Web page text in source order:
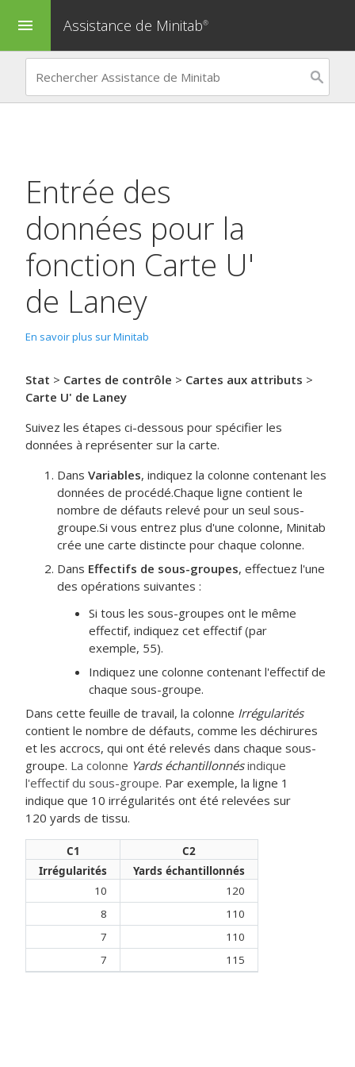
menu Assistance de Minitab®
Entrée des
données pour la
fonction Carte U'
de Laney
En savoir plus sur Minitab
Stat > Cartes de contrôle > Cartes aux attributs >
Carte U' de Laney
Suivez les étapes ci-dessous pour spécifier les
données à représenter sur la carte.
Dans Variables, indiquez la colonne contenant les
données de procédé.Chaque ligne contient le
nombre de défauts relevé pour un seul sous-
groupe.Si vous entrez plus d'une colonne, Minitab
crée une carte distincte pour chaque colonne.
Dans Effectifs de sous-groupes, effectuez l'une
des opérations suivantes :
Si tous les sous-groupes ont le même
effectif, indiquez cet effectif (par
exemple, 55).
Indiquez une colonne contenant l'effectif de
chaque sous-groupe.
Dans cette feuille de travail, la colonne Irrégularités
contient le nombre de défauts, comme les déchirures
et les accrocs, qui ont été relevés dans chaque sous-
groupe. La colonne Yards échantillonnésindique
l'effectif du sous-groupe. Par exemple, la ligne 1
indique que 10 irrégularités ont été relevées sur
120 yards de tissu.
C1
C2
Irrégularités
Yards échantillonnés
10
120
8
110
7
110
7
115